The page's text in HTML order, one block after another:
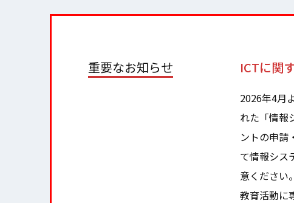
重要なお知らせ ICTに関
2026年4月
れた「情報
ントの申請
て情報シス
意ください
教育活動に